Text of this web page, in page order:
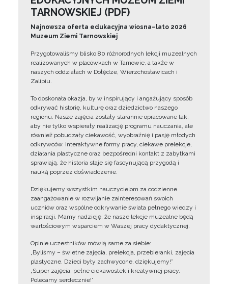
TARNOWSKIEJ (PDF)
Najnowsza oferta edukacyjna wiosna–lato 2026
Muzeum Ziemi Tarnowskiej
Przygotowaliśmy blisko 80 różnorodnych lekcji muzealnych
realizowanych w placówkach w Tarnowie, a także w
naszych oddziałach w Dołędze, Wierzchosławicach i
Zalipiu.
To doskonała okazja, by w inspirujący i angażujący sposób
odkrywać historię, kulturę oraz dziedzictwo naszego
regionu. Nasze zajęcia zostały starannie opracowane tak,
aby nie tylko wspierały realizację programu nauczania, ale
również pobudzały ciekawość, wyobraźnię i pasję młodych
odkrywców. Interaktywne formy pracy, ciekawe prelekcje,
działania plastyczne oraz bezpośredni kontakt z zabytkami
sprawiają, że historia staje się fascynującą przygodą i
nauką poprzez doświadczenie.
Dziękujemy wszystkim nauczycielom za codzienne
zaangażowanie w rozwijanie zainteresowań swoich
uczniów oraz wspólne odkrywanie świata pełnego wiedzy i
inspiracji. Mamy nadzieję, że nasze lekcje muzealne będą
wartościowym wsparciem w Waszej pracy dydaktycznej.
Opinie uczestników mówią same za siebie:
„Byliśmy – świetne zajęcia, prelekcja, przebieranki, zajęcia
plastyczne. Dzieci były zachwycone, dziękujemy!”
„Super zajęcia, pełne ciekawostek i kreatywnej pracy.
Polecamy serdecznie!”